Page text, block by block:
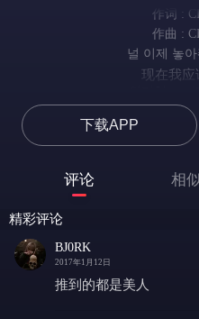
作词 :
作曲 :
널 이제 놓
现在我应
无趣的日子
내 손이 아닌
我的手 不是花
再次
下载APP
评论 相
精彩评论
BJ0RK
2017年1月12日
推到的都是美人